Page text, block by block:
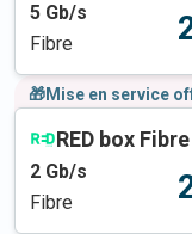
5 Gb/s
Fibre
🎁Mise en service
RED box
2 Gb/s
Fibre